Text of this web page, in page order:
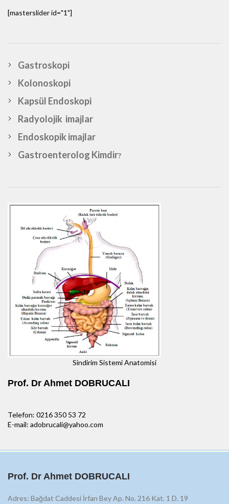
[masterslider id="1"]
Gastroskopi
Kolonoskopi
Kapsül Endoskopi
Radyolojik imajlar
Endoskopik imajlar
Gastroenterolog Kimdir?
Sindirim Sistemi Anatomisi
Prof. Dr Ahmet DOBRUCALI
Telefon: 0216 350 53 72
E-mail: adobrucali@yahoo.com
Prof. Dr Ahmet DOBRUCALI
Adres: Bağdat Caddesi İrfan Bey Ap. No. 216 Kat. 1 D. 19